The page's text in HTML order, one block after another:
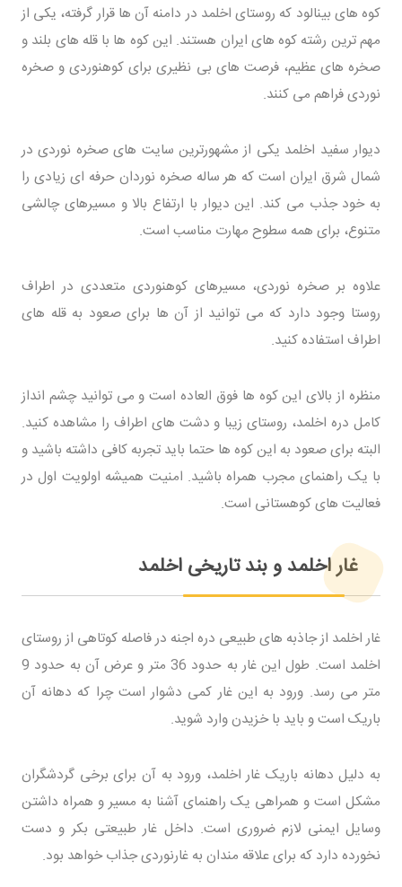
کوه های بینالود که روستای اخلمد در دامنه آن ها قرار گرفته، یکی از
مهم ترین رشته کوه های ایران هستند. این کوه ها با قله های بلند و
صخره های عظیم، فرصت های بی نظیری برای کوهنوردی و صخره
نوردی فراهم می کنند.
دیوار سفید اخلمد یکی از مشهورترین سایت های صخره نوردی در
شمال شرق ایران است که هر ساله صخره نوردان حرفه ای زیادی را
به خود جذب می کند. این دیوار با ارتفاع بالا و مسیرهای چالشی
متنوع، برای همه سطوح مهارت مناسب است.
علاوه بر صخره نوردی، مسیرهای کوهنوردی متعددی در اطراف
روستا وجود دارد که می توانید از آن ها برای صعود به قله های
اطراف استفاده کنید.
منظره از بالای این کوه ها فوق العاده است و می توانید چشم انداز
کامل دره اخلمد، روستای زیبا و دشت های اطراف را مشاهده کنید.
البته برای صعود به این کوه ها حتما باید تجربه کافی داشته باشید و
با یک راهنمای مجرب همراه باشید. امنیت همیشه اولویت اول در
فعالیت های کوهستانی است.
غار اخلمد و بند تاریخی اخلمد
غار اخلمد از جاذبه های طبیعی دره اجنه در فاصله کوتاهی از روستای
اخلمد است. طول این غار به حدود 36 متر و عرض آن به حدود 9
متر می رسد. ورود به این غار کمی دشوار است چرا که دهانه آن
باریک است و باید با خزیدن وارد شوید.
به دلیل دهانه باریک غار اخلمد، ورود به آن برای برخی گردشگران
مشکل است و همراهی یک راهنمای آشنا به مسیر و همراه داشتن
وسایل ایمنی لازم ضروری است. داخل غار طبیعتی بکر و دست
نخورده دارد که برای علاقه مندان به غارنوردی جذاب خواهد بود.